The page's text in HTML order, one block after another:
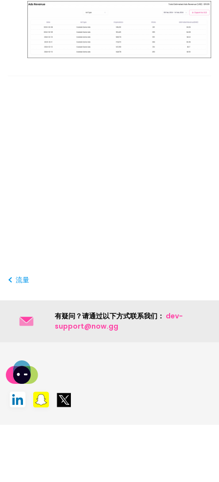
流量
有疑问？请通过以下方式联系我们： dev-
support@now.gg